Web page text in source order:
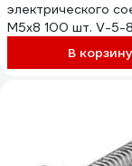
электрического
М5х8 100 шт. V-5-8
В корзину